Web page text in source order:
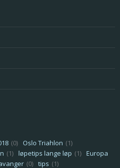
(0) Oslo Triahlon (1)
(1) løpetips lange løp (1) Europa
(0) tips (1)